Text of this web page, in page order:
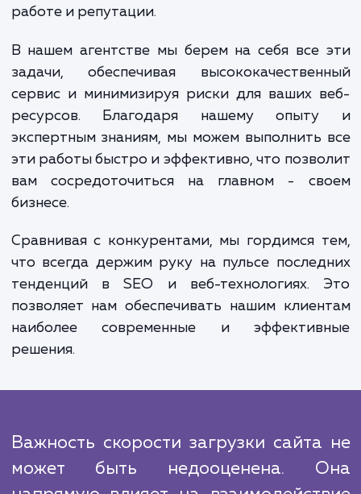
для максимальной производительности
конечном итоге, настройку и
кеширования.
Кроме того, использование
предполагает работу с одной из
передовых и надежных CDN-платформ.
означает, что ваш сайт будет
DDoS-атак и других угроз
В нашем агентстве мы берем на себя все
задачи, обеспечивая
сервис и минимизируя риски для ваших
экспертным знаниям, мы можем выполнить
вам сосредоточиться на главном -
бизнесе.